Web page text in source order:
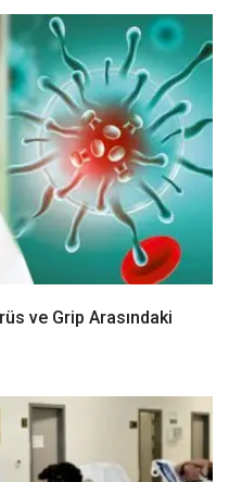
ve Grip Arasındaki